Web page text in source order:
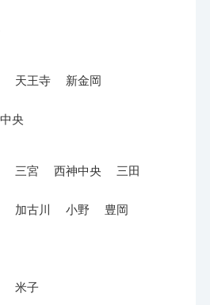
天王寺 新金岡
央
三宮 西神中央 三田
加古川 小野 豊岡
米子